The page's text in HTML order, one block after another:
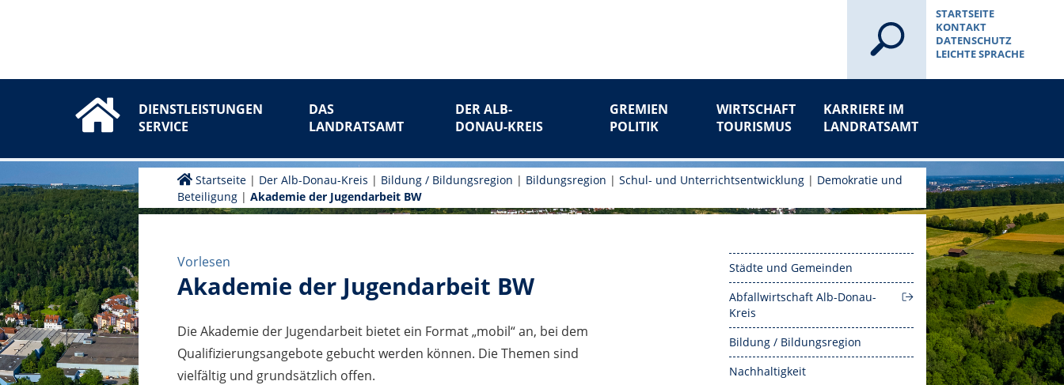
STARTSEITE
KONTAKT
DATENSCHUTZ
LEICHTE SPRACHE
DIENSTLEISTUNGEN
SERVICE
DAS
LANDRATSAMT
DER ALB-
DONAU-KREIS
GREMIEN
POLITIK
WIRTSCHAFT
TOURISMUS
KARRIERE IM
LANDRATSAMT
Startseite | Der Alb-Donau-Kreis | Bildung / Bildungsregion | Bildungsregion |Schul- und Unterrichtsentwicklung | Demokratie und
Beteiligung |Akademie der Jugendarbeit BW
Vorlesen
Akademie der Jugendarbeit BW
Die Akademie der Jugendarbeit bietet ein Format „mobil“ an, bei dem
Qualifizierungsangebote gebucht werden können. Die Themen sind
vielfältig und grundsätzlich offen.
Städte und Gemeinden
Abfallwirtschaft Alb-Donau-
Kreis
Bildung / Bildungsregion
Nachhaltigkeit